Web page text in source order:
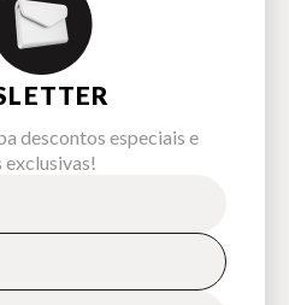
descontos especiais e